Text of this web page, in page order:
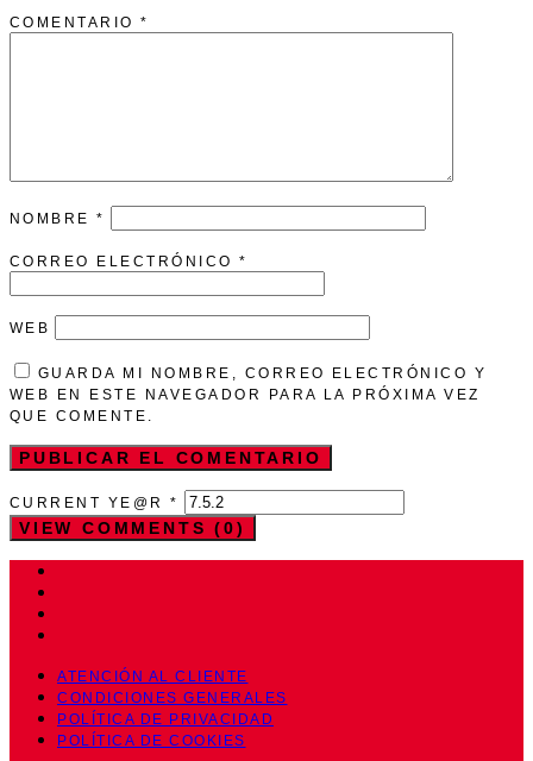
COMENTARIO*
NOMBRE*
CORREO ELECTRÓNICO*
WEB
GUARDA MI NOMBRE, CORREO ELECTRÓNICO Y
WEB EN ESTE NAVEGADOR PARA LA PRÓXIMA VEZ
QUE COMENTE.
CURRENT YE@R*
VIEW COMMENTS (0)
ATENCIÓN AL CLIENTE
CONDICIONES GENERALES
POLÍTICA DE PRIVACIDAD
POLÍTICA DE COOKIES